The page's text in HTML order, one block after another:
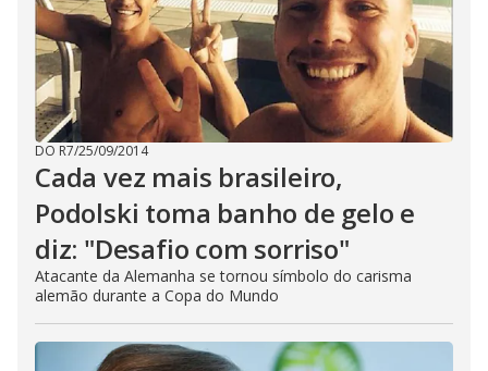
DO R7/25/09/2014
Cada vez mais brasileiro,
Podolski toma banho de gelo e
diz: "Desafio com sorriso"
Atacante da Alemanha se tornou símbolo do carisma
alemão durante a Copa do Mundo